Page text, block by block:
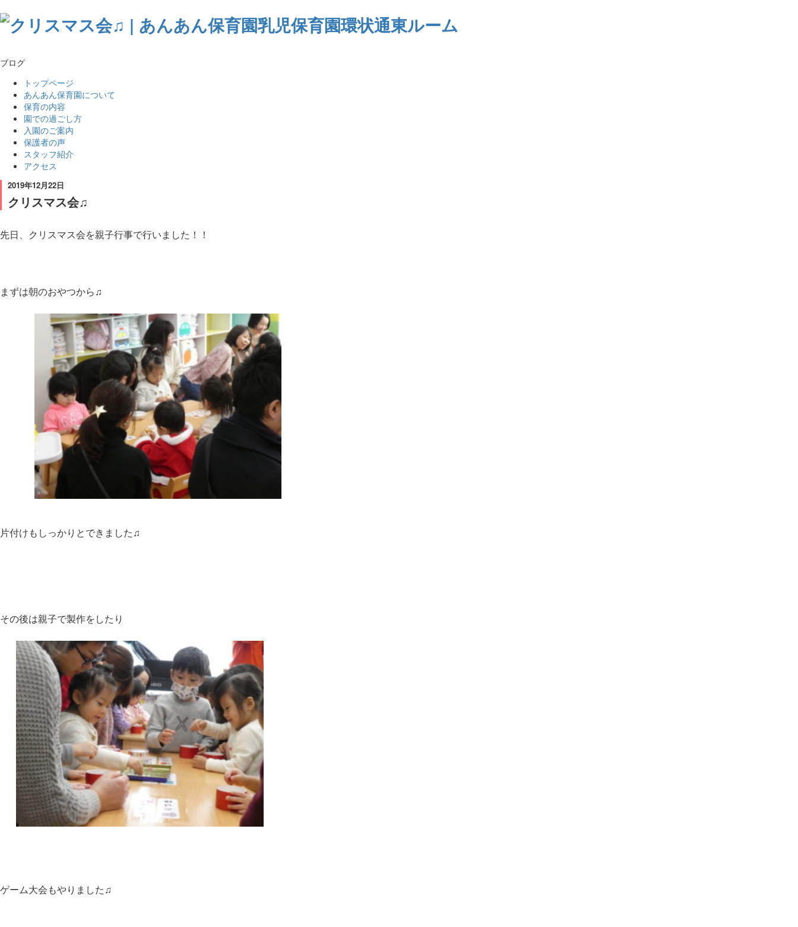
ブログ
トップページ
あんあん保育園について
保育の内容
園での過ごし方
入園のご案内
保護者の声
スタッフ紹介
アクセス
2019年12月22日
クリスマス会♫
先日、クリスマス会を親子行事で行いました！！
まずは朝のおやつから♫
片付けもしっかりとできました♫
その後は親子で製作をしたり
ゲーム大会もやりました♫